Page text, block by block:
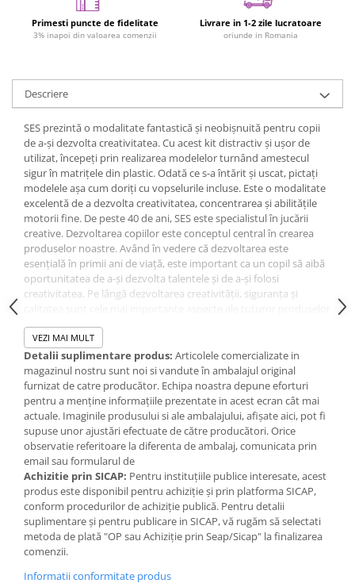
Nevoi speciale si sindrom Down
Jucarii cu alfabet
Seturi Numberblocks
Jucarii de motricitate
Jucarii fructe si legume
Puzzle-uri
Puzzle clasic
Puzzle incastru
Puzzle de podea
IQ puzzle
Jucarii bebelusi
Jucarii de baie
Zornaitoare
Jucarii dentitie
Jucarii senzoriale
Jucarii motrice pentru bebelusi
Saltele de activitati pentru bebe
Jucarii de sortat
Jucarii muzicale bebelusi
Puzzle bebelusi
Jocuri educative
Jocuri STEM
Jocuri Magnetice
Jocuri de societate
Primesti puncte de fidelitate
3% inapoi din valoarea comenzii
Livrare in 1-2 zile lucratoare
oriunde in Romania
Descriere
SES prezintă o modalitate fantastică și neobișnuită pentru copii
de a-și dezvolta creativitatea. Cu acest kit distractiv și ușor de
utilizat, începeți prin realizarea modelelor turnând amestecul
sigur în matrițele din plastic. Odată ce s-a întărit și uscat, pictați
modelele așa cum doriți cu vopselurile incluse. Este o modalitate
excelentă de a dezvolta creativitatea, concentrarea și abilitățile
motorii fine. De peste 40 de ani, SES este specialistul în jucării
creative. Dezvoltarea copiilor este conceptul central în crearea
produselor noastre. Având în vedere că dezvoltarea este
esențială în primii ani de viață, este important ca un copil să aibă
oportunitatea de a-și dezvolta talentele și de a-și folosi
creativitatea. Pe lângă dezvoltarea creativității, siguranța și
noastre! Produsele pe care le creăm sunt esențiale pentru
diferitele etape de dezvoltare ale fiecărui copil. Turnare în ghips
3D 3 matrițe diferite pentru dinozauri Matrițele detaliate oferă
rezultate fantastice Ghips cu uscare rapidă Tematica dinozaurilor
Culori vibrante și acoperire bună a vopselei Pictați modelul cât
mai frumos posibil Stimulează creativitatea Instrucțiunile se
găsesc pe spatele ambalajului Vopseaua și ghipsul se spală ușor
de pe textile și piele Conținutul setului: 1 x Ghips 3 x Matrițe 6 x
Cănițe de vopsea 1 x Pensulă Varsta recomandata: 5+ani.
Dimensiuni cutie: 30x20x4 cm
VEZI MAI MULT
Detalii suplimentare produs: Articolele comercializate in
magazinul nostru sunt noi si vandute în ambalajul original
furnizat de catre producător. Echipa noastra depune eforturi
pentru a menține informațiile prezentate in acest ecran cât mai
actuale. Imaginile produsului si ale ambalajului, afișate aici, pot fi
supuse unor ajustări efectuate de către producători. Orice
observatie referitoare la diferenta de ambalaj, comunicata prin
email sau formularul de
Achizitie prin SICAP: Pentru instituțiile publice interesate, acest
produs este disponibil pentru achiziție și prin platforma SICAP,
conform procedurilor de achiziție publică. Pentru detalii
suplimentare și pentru publicare in SICAP, vă rugăm să selectati
metoda de plată "OP sau Achiziție prin Seap/Sicap" la finalizarea
comenzii.
Informatii conformitate produs